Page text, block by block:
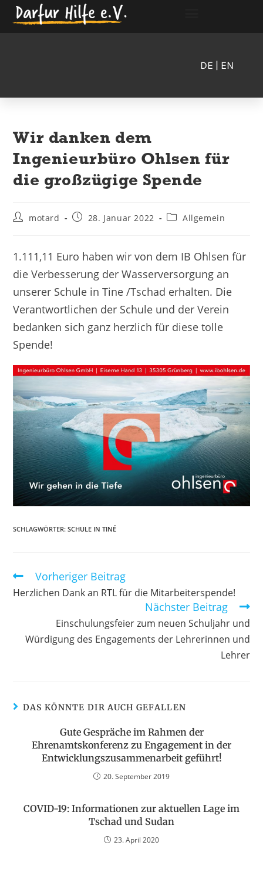
DE | EN
Wir danken dem
Ingenieurbüro Ohlsen für
die großzügige Spende
motard 28. Januar 2022 Allgemein
1.111,11 Euro haben wir von dem IB Ohlsen für
die Verbesserung der Wasserversorgung an
unserer Schule in Tine /Tschad erhalten. Die
Verantwortlichen der Schule und der Verein
bedanken sich ganz herzlich für diese tolle
Spende!
SCHLAGWÖRTER:SCHULE IN TINÉ
Vorheriger Beitrag
Herzlichen Dank an RTL für die Mitarbeiterspende!
Nächster Beitrag
Einschulungsfeier zum neuen Schuljahr und
Würdigung des Engagements der Lehrerinnen und
Lehrer
DAS KÖNNTE DIR AUCH GEFALLEN
Gute Gespräche im Rahmen der
Ehrenamtskonferenz zu Engagement in der
Entwicklungszusammenarbeit geführt!
20. September 2019
COVID-19: Informationen zur aktuellen Lage im
Tschad und Sudan
23. April 2020